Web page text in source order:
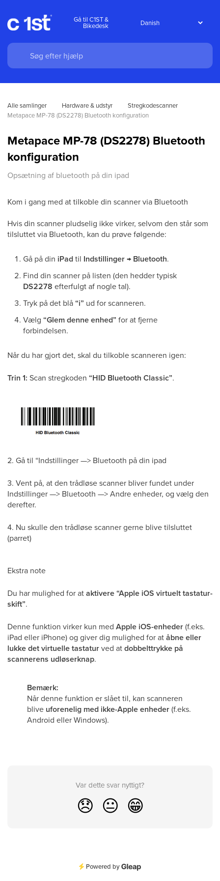
Gå til C1ST &
Bikedesk
Alle samlinger Hardware & udstyr
Stregkodescanner
Metapace MP-78 (DS2278) Bluetooth konfiguration
Metapace MP-78 (DS2278) Bluetooth
konfiguration
Opsætning af bluetooth på din ipad
Kom i gang med at tilkoble din scanner via Bluetooth
Hvis din scanner pludselig ikke virker, selvom den står som
tilsluttet via Bluetooth, kan du prøve følgende:
Gå på din iPadtil Indstillinger → Bluetooth.
Find din scanner på listen (den hedder typisk
DS2278 efterfulgt af nogle tal).
Tryk på det blå“i” ud for scanneren.
Vælg “Glem denne enhed” for at fjerne
forbindelsen.
Når du har gjort det, skal du tilkoble scanneren igen:
Trin 1: Scan stregkoden “HID Bluetooth Classic”.
2. Gå til “Indstillinger —> Bluetooth på din ipad
3. Vent på, at den trådløse scanner bliver fundet under
Indstillinger —> Bluetooth —> Andre enheder, og vælg den
derefter.
4. Nu skulle den trådløse scanner gerne blive tilsluttet
(parret)
Ekstra note
Du har mulighed for ataktivere “Apple iOS virtuelt tastatur-
skift”.
Denne funktion virker kun med Apple iOS-enheder(f.eks.
iPad eller iPhone) og giver dig mulighed for atåbne eller
lukke det virtuelle tastaturved atdobbelttrykke på
scannerens udløserknap.
Bemærk:
Når denne funktion er slået til, kan scanneren
blive uforenelig med ikke-Apple enheder(f.eks.
Android eller Windows).
Var dette svar nyttigt?
😞 😐 😁
Powered by